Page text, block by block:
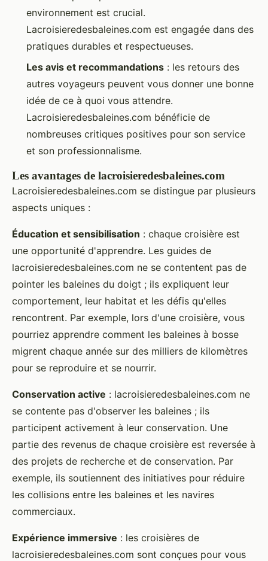
environnement est crucial.
Lacroisieredesbaleines.com est engagée dans des
pratiques durables et respectueuses.
Les avis et recommandations : les retours des
autres voyageurs peuvent vous donner une bonne
idée de ce à quoi vous attendre.
Lacroisieredesbaleines.com bénéficie de
nombreuses critiques positives pour son service
et son professionnalisme.
Les avantages de lacroisieredesbaleines.com
Lacroisieredesbaleines.com se distingue par plusieurs
aspects uniques :
Éducation et sensibilisation : chaque croisière est
une opportunité d'apprendre. Les guides de
lacroisieredesbaleines.com ne se contentent pas de
pointer les baleines du doigt ; ils expliquent leur
comportement, leur habitat et les défis qu'elles
rencontrent. Par exemple, lors d'une croisière, vous
pourriez apprendre comment les baleines à bosse
migrent chaque année sur des milliers de kilomètres
pour se reproduire et se nourrir.
Conservation active : lacroisieredesbaleines.com ne
se contente pas d'observer les baleines ; ils
participent activement à leur conservation. Une
partie des revenus de chaque croisière est reversée à
des projets de recherche et de conservation. Par
exemple, ils soutiennent des initiatives pour réduire
les collisions entre les baleines et les navires
commerciaux.
Expérience immersive : les croisières de
lacroisieredesbaleines.com sont conçues pour vous